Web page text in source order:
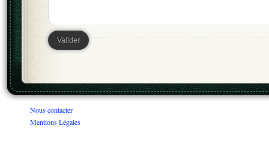
Nous contacter
Mentions Légales